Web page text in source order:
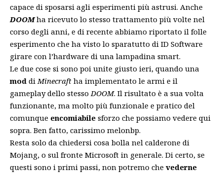
capace di sposarsi agli esperimenti più astrusi. Anche
DOOMha ricevuto lo stesso trattamento più volte nel
corso degli anni, e di recente abbiamo riportato il folle
esperimento che ha visto lo sparatutto di ID Software
girare con l’hardware di una lampadina smart.
Le due cose si sono poi unite giusto ieri, quando una
mod di Minecraft ha implementato le armi e il
gameplay dello stesso DOOM. Il risultato è a sua volta
funzionante, ma molto più funzionale e pratico del
comunque encomiabile sforzo che possiamo vedere qui
sopra. Ben fatto, carissimo melonbp.
Resta solo da chiedersi cosa bolla nel calderone di
Mojang, o sul fronte Microsoft in generale. Di certo, se
questi sono i primi passi, non potremo che vederne